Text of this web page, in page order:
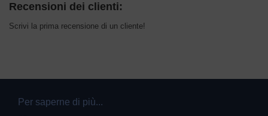
Recensioni dei clienti:
Scrivi la prima recensione di un cliente!
Per saperne di più...